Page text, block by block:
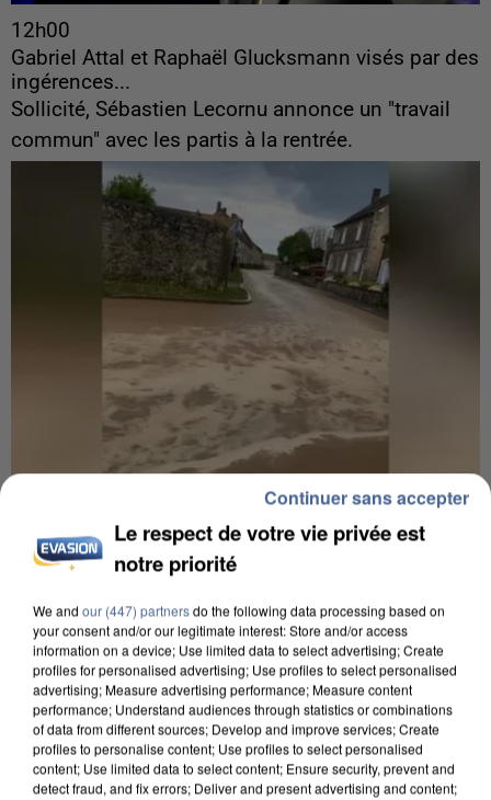
12h00
Gabriel Attal et Raphaël Glucksmann visés par des
ingérences...
Sollicité, Sébastien Lecornu annonce un "travail
commun" avec les partis à la rentrée.
7h56
Une touriste de l’Oise emportée par une coulée de
Son corps a été retrouvé à cinq kilomètres de là.
Le respect de votre vie privée est
notre priorité
We and our (447) partnersdo the following data processing based on
your consent and/or our legitimate interest: Store and/or access
information on a device; Use limited data to select advertising; Create
profiles for personalised advertising; Use profiles to select personalised
advertising; Measure advertising performance; Measure content
performance; Understand audiences through statistics or combinations
of data from different sources; Develop and improve services; Create
profiles to personalise content; Use profiles to select personalised
content; Use limited data to select content; Ensure security, prevent and
detect fraud, and fix errors; Deliver and present advertising and content;
Continuer sans accepter